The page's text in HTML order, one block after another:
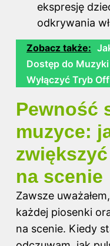
ekspresję
odkrywania
Zobacz także:
Dostęp do
Wyłączyć Tryb
Pewność
muzyce:
na scenie
Zawsze
każdej piosenki
na scenie. Kiedy